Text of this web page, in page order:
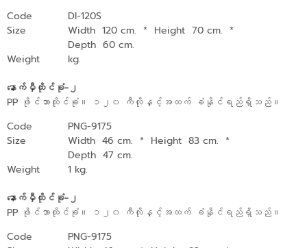
Code
DI-120S
Size
Width 120 cm. * Height 70 cm. *
Depth 60 cm.
Weight
kg.
နောက်မှီထိုင်ခုံ-၂
PP ဖိုင်ဘာထိုင်ခုံ။ ၁၂၀ ကီလိုနှင့်အထက် ခံနိုင်ရည်ရှိသည်။
Code
PNG-9175
Size
Width 46 cm. * Height 83 cm. *
Depth 47 cm.
Weight
1 kg.
နောက်မှီထိုင်ခုံ-၂
PP ဖိုင်ဘာထိုင်ခုံ။ ၁၂၀ ကီလိုနှင့်အထက် ခံနိုင်ရည်ရှိသည်။
Code
PNG-9175